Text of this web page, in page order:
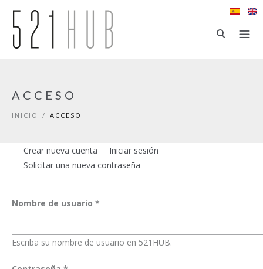
Ir al contenido principal
ACCESO
INICIO / ACCESO
Solapas principales
Crear nueva cuenta Iniciar sesión
Solicitar una nueva contraseña
Nombre de usuario *
Escriba su nombre de usuario en 521HUB.